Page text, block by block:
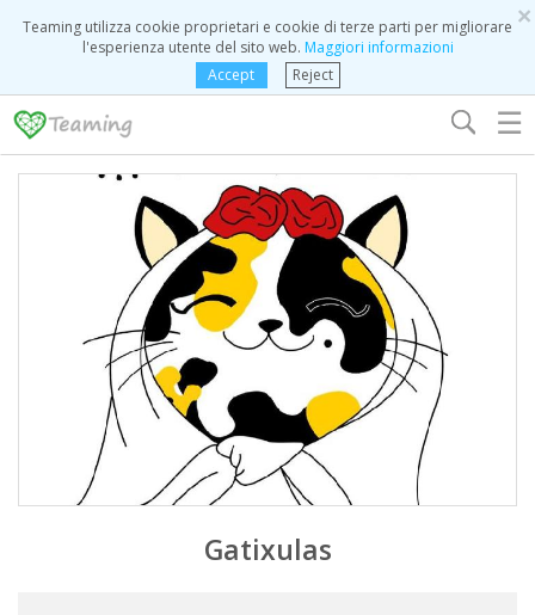
×
Teaming utilizza cookie proprietari e cookie di terze parti per migliorare
l'esperienza utente del sito web. Maggiori informazioni
Accept
Reject
☰
Gatixulas